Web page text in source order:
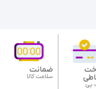
پی
ضمانت
سلامت کالا